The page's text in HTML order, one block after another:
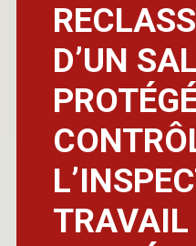
D’UN
TRAVAIL